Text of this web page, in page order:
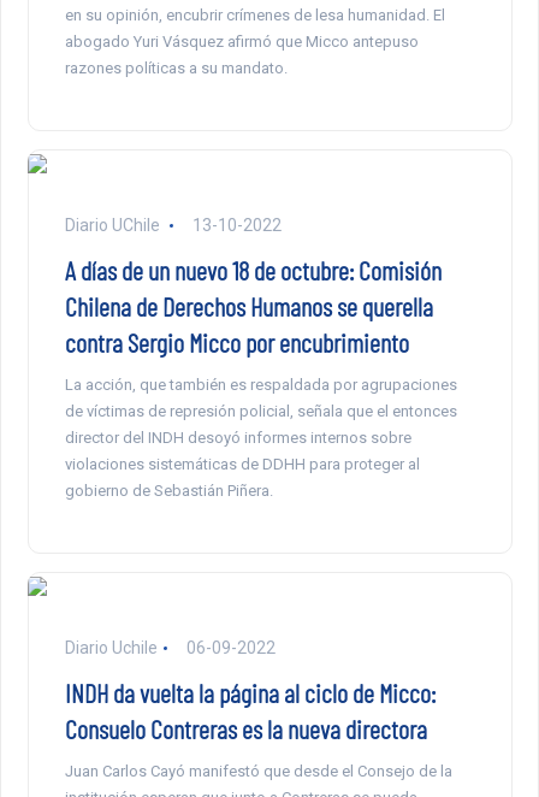
en su opinión, encubrir crímenes de lesa humanidad. El
abogado Yuri Vásquez afirmó que Micco antepuso
razones políticas a su mandato.
Diario UChile 13-10-2022
A días de un nuevo 18 de octubre: Comisión
Chilena de Derechos Humanos se querella
contra Sergio Micco por encubrimiento
La acción, que también es respaldada por agrupaciones
de víctimas de represión policial, señala que el entonces
director del INDH desoyó informes internos sobre
violaciones sistemáticas de DDHH para proteger al
gobierno de Sebastián Piñera.
Diario Uchile 06-09-2022
INDH da vuelta la página al ciclo de Micco:
Consuelo Contreras es la nueva directora
Juan Carlos Cayó manifestó que desde el Consejo de la